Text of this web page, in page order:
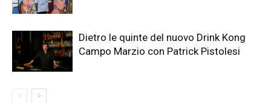
Dietro le quinte del nuovo Drink Kong
Campo Marzio con Patrick Pistolesi